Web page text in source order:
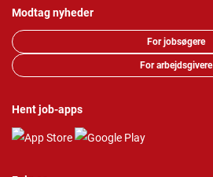
Modtag nyheder
For jobsøgere
For arbejdsgivere
Hent job-apps